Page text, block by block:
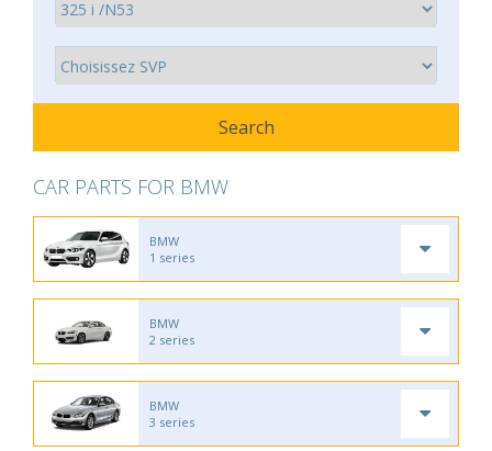
CAR PARTS FOR BMW
BMW
1 series
BMW
2 series
BMW
3 series